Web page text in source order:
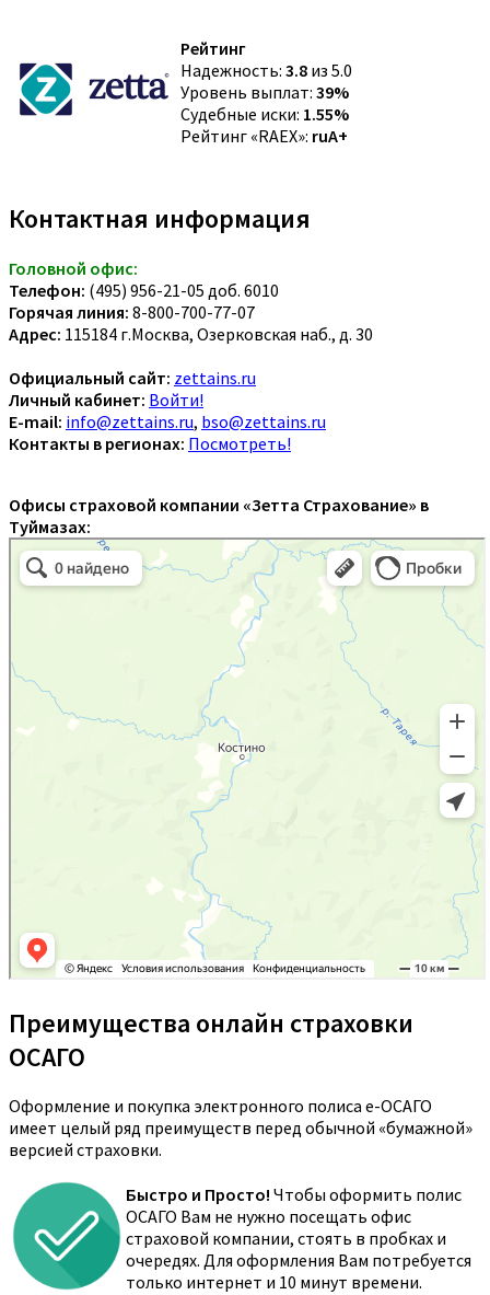
Рейтинг
Надежность: 3.8 из 5.0
Уровень выплат: 39%
Судебные иски: 1.55%
Рейтинг «RAEX»: ruA+
Контактная информация
Головной офис:
Телефон: (495) 956-21-05 доб. 6010
Горячая линия: 8-800-700-77-07
Адрес: 115184 г.Москва, Озерковская наб., д. 30
Официальный сайт: zettains.ru
Личный кабинет: Войти!
E-mail: info@zettains.ru, bso@zettains.ru
Контакты в регионах: Посмотреть!
Офисы страховой компании «Зетта Страхование» в
Туймазах:
Преимущества онлайн страховки
ОСАГО
Оформление и покупка электронного полиса е-ОСАГО
имеет целый ряд преимуществ перед обычной «бумажной»
версией страховки.
Быстро и Просто! Чтобы оформить полис
ОСАГО Вам не нужно посещать офис
страховой компании, стоять в пробках и
очередях. Для оформления Вам потребуется
только интернет и 10 минут времени.